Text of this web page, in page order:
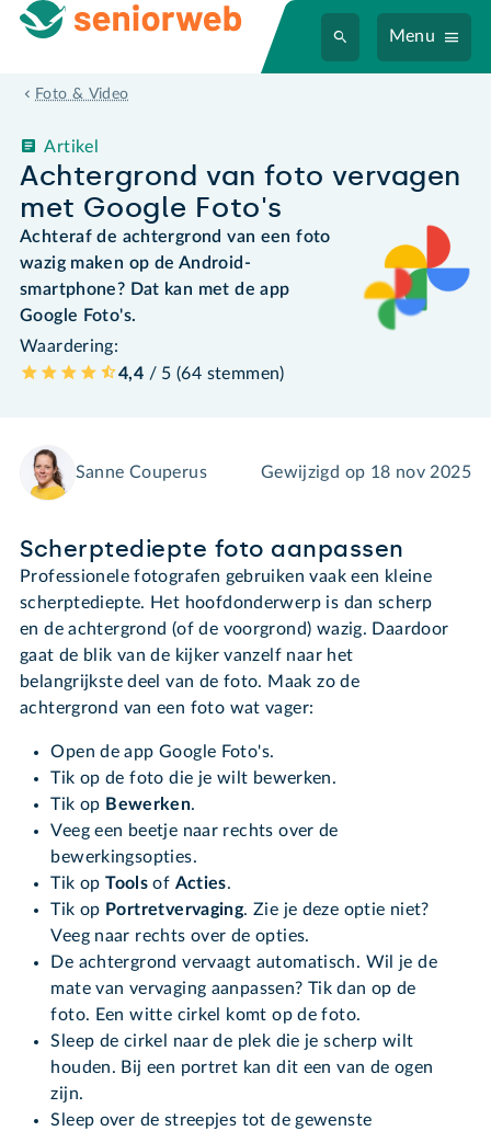
Menu
Foto & Video
Achtergrond van foto vervagen
met Google Foto's
Artikel
Achteraf de achtergrond van een foto
wazig maken op de Android-
smartphone? Dat kan met de app
Google Foto's.
Waardering:
4,4 / 5 (64 stemmen)
Sanne Couperus Gewijzigd op 18 nov 2025
Scherptediepte foto aanpassen
Professionele fotografen gebruiken vaak een kleine
scherptediepte. Het hoofdonderwerp is dan scherp
en de achtergrond (of de voorgrond) wazig. Daardoor
gaat de blik van de kijker vanzelf naar het
belangrijkste deel van de foto. Maak zo de
achtergrond van een foto wat vager:
Open de app Google Foto's.
Tik op de foto die je wilt bewerken.
Tik op Bewerken.
Veeg een beetje naar rechts over de
bewerkingsopties.
Tik opTools of Acties.
Tik op Portretvervaging. Zie je deze optie niet?
Veeg naar rechts over de opties.
De achtergrond vervaagt automatisch. Wil je de
mate van vervaging aanpassen? Tik dan op de
foto. Een witte cirkel komt op de foto.
Sleep de cirkel naar de plek die je scherp wilt
houden. Bij een portret kan dit een van de ogen
zijn.
Sleep over de streepjes tot de gewenste